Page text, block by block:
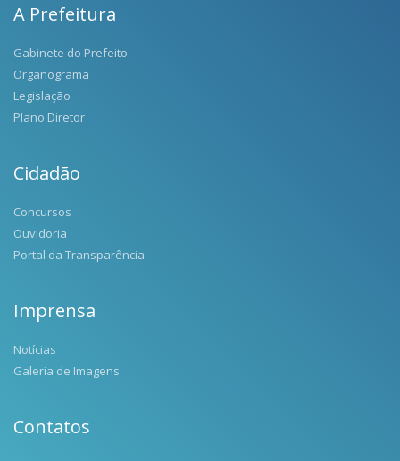
A Prefeitura
Gabinete do Prefeito
Organograma
Legislação
Plano Diretor
Cidadão
Concursos
Ouvidoria
Portal da Transparência
Imprensa
Notícias
Galeria de Imagens
Contatos